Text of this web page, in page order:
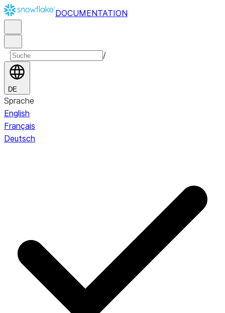
DOCUMENTATION
/
DE
Sprache
English
Français
Deutsch